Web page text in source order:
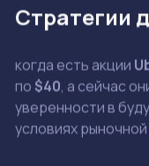
Стратегии
когда есть акции
по $40, а сейчас
уверенности в
условиях